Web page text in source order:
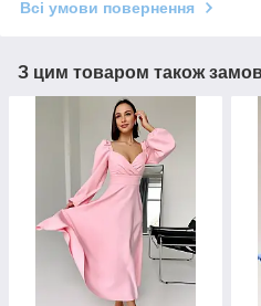
Всі умови повернення
З цим товаром також